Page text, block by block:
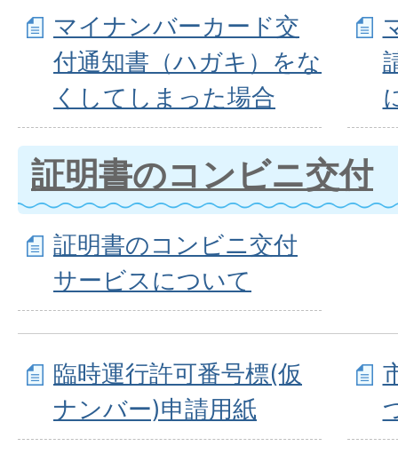
マイナンバーカード交
付通知書（ハガキ）をな
くしてしまった場合
証明書のコンビニ交付
証明書のコンビニ交付
サービスについて
臨時運行許可番号標(仮
ナンバー)申請用紙